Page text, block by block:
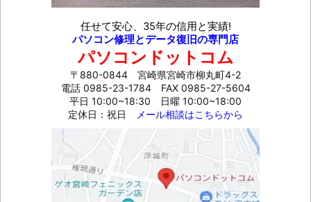
任せて安心、35年の信用と実績!
パソコン修理とデータ復旧の専門店
パソコンドットコム
〒880-0844 宮崎県宮崎市柳丸町4-2
電話 0985-23-1784FAX 0985-27-5604
平日 10:00~18:30 日曜 10:00~18:00
定休日：祝日
メール相談はこちらから